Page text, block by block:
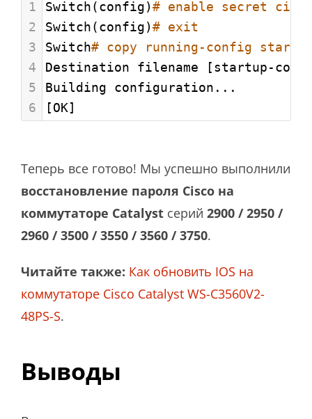
1 Switch(config)# enable secret
2
Switch(config)# exit
3
Switch# copy running-config
4
Destination filename [startup-
5
Building configuration...
6
[OK]
Теперь все готово! Мы успешно выполнили
восстановление пароля Cisco на
коммутаторе Catalyst серий 2900 / 2950 /
2960 / 3500 / 3550 / 3560 / 3750.
Читайте также: Как обновить IOS на
коммутаторе Cisco Catalyst WS-C3560V2-
48PS-S.
Выводы